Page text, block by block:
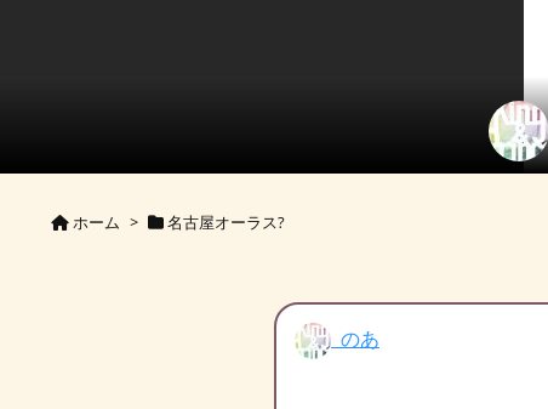
ホーム > 名古屋オーラス?
のあ